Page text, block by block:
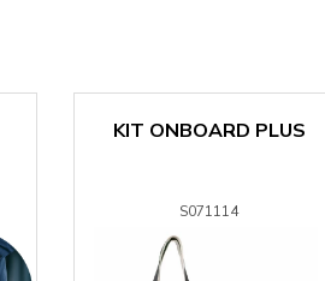
KIT ONBOARD PLUS
S071114